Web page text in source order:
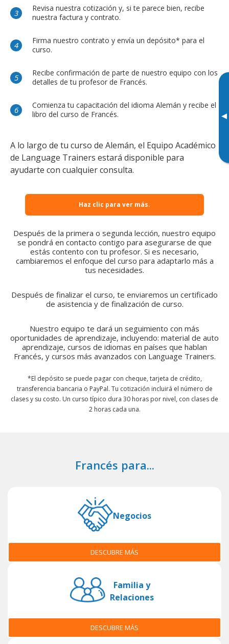
▸
Revisa nuestra cotización y, si te parece bien, recibe
nuestra factura y contrato.
Firma nuestro contrato y envía un depósito* para el
curso.
Recibe confirmación de parte de nuestro equipo con los
detalles de tu profesor de Francés.
Comienza tu capacitación del idioma Alemán y recibe el
libro del curso de Francés.
A lo largo de tu curso de Alemán, el Equipo Académico
de Language Trainers estará disponible para
ayudarte con cualquier consulta.
Haz clic para ver más.
Después de la primera o segunda lección, nuestro equipo
se pondrá en contacto contigo para asegurarse de que
estás contento con tu profesor. Si es necesario,
cambiaremos el enfoque del curso para adaptarlo más a
tus necesidades.
Después de finalizar el curso, te enviaremos un certificado
de asistencia y de finalización de curso.
Nuestro equipo te dará un seguimiento con más
oportunidades de aprendizaje, incluyendo: material de auto
aprendizaje, cursos de idiomas en países que hablan
Francés, y cursos más avanzados con Language Trainers.
*El depósito se puede pagar con cheque, tarjeta de crédito,
transferencia bancaria o PayPal. Tu cotización incluirá el número de
clases y su costo. Un curso típico dura 30 horas por nivel, con clases de
2 horas cada una.
Francés para...
Negocios
DESCUBRE MÁS
Familia y
Relaciones
DESCUBRE MÁS